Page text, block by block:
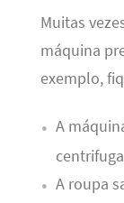
Muitas
máquina
exemplo,
A
A roupa